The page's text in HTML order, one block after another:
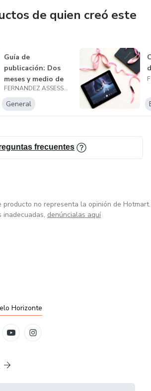
de quien creó este
Guía de
publicación: Dos
meses y medio de
contenido para
pro...
FERNANDEZ ASSESSORIA DE MARKETING E VENDAS LTDA
General
frecuentes
producto no representa la opinión de Hotmart.
inadecuadas, denúncialas aquí
Horizonte